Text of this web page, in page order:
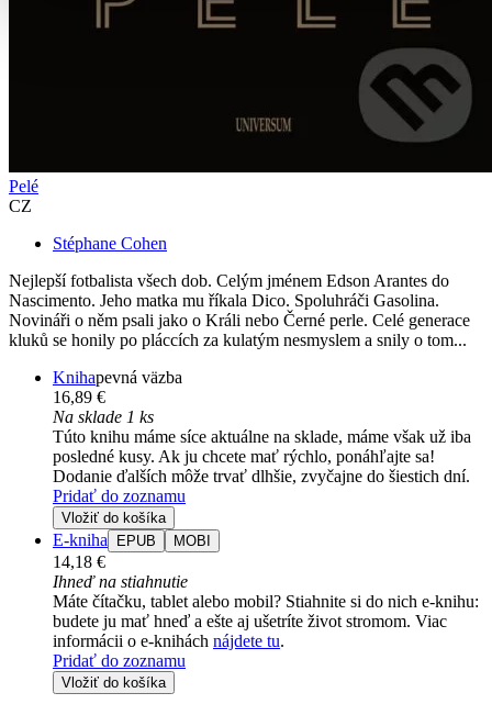
Pelé
CZ
Stéphane Cohen
Nejlepší fotbalista všech dob. Celým jménem Edson Arantes do
Nascimento. Jeho matka mu říkala Dico. Spoluhráči Gasolina.
Novináři o něm psali jako o Králi nebo Černé perle. Celé generace
kluků se honily po pláccích za kulatým nesmyslem a snily o tom...
Knihapevná väzba
16,89 €
Na sklade 1 ks
Túto knihu máme síce aktuálne na sklade, máme však už iba
posledné kusy. Ak ju chcete mať rýchlo, ponáhľajte sa!
Dodanie ďalších môže trvať dlhšie, zvyčajne do šiestich dní.
Pridať do zoznamu
Vložiť do košíka
E-kniha EPUB MOBI
14,18 €
Ihneď na stiahnutie
Máte čítačku, tablet alebo mobil? Stiahnite si do nich e-knihu:
budete ju mať hneď a ešte aj ušetríte život stromom. Viac
informácii o e-knihách nájdete tu.
Pridať do zoznamu
Vložiť do košíka